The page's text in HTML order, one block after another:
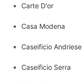
Carte D'or
Casa Modena
Caseificio Andriese
Caseificio Serra